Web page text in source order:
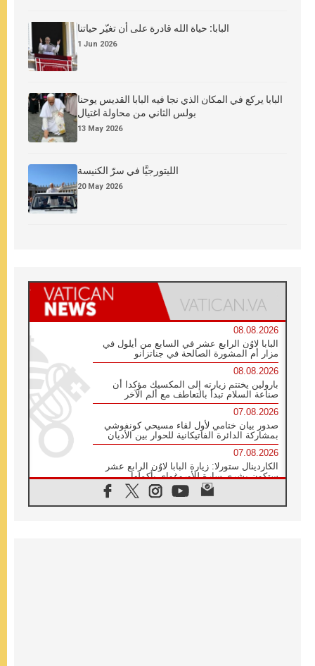
البابا: حياة الله قادرة على أن تغيّر حياتنا
1 Jun 2026
البابا يركع في المكان الذي نجا فيه البابا القديس يوحنا
بولس الثاني من محاولة اغتيال
13 May 2026
الليتورجيَّا في سرّ الكنيسة
20 May 2026
08.08.2026
البابا لاوُن الرابع عشر في السابع من أيلول في
مزار أم المشورة الصالحة في جناتزانو
08.08.2026
بارولين يختتم زيارته إلى المكسيك مؤكدا أن
صناعة السلام تبدأ بالتعاطف مع ألم الآخر
07.08.2026
صدور بيان ختامي لأول لقاء مسيحي كونفوشي
بمشاركة الدائرة الفاتيكانية للحوار بين الأديان
07.08.2026
الكاردينال ستورلا: زيارة البابا لاوُن الرابع عشر
ستكون بشرى سارة للأوروغواي بأكملها
الفاتيكان يعلن برنامج الزيارة الرسولية للبابا لاوُن